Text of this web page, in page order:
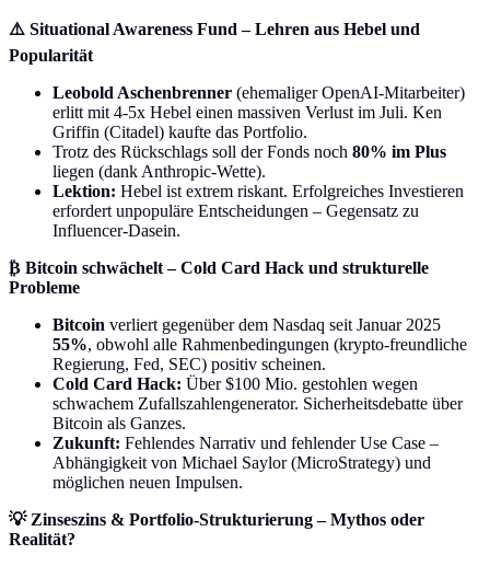
⚠️ Situational Awareness Fund – Lehren aus Hebel und
Popularität
Leobold Aschenbrenner (ehemaliger OpenAI-Mitarbeiter)
erlitt mit 4-5x Hebel einen massiven Verlust im Juli. Ken
Griffin (Citadel) kaufte das Portfolio.
Trotz des Rückschlags soll der Fonds noch 80% im Plus
liegen (dank Anthropic-Wette).
Lektion: Hebel ist extrem riskant. Erfolgreiches Investieren
erfordert unpopuläre Entscheidungen – Gegensatz zu
Influencer-Dasein.
₿ Bitcoin schwächelt – Cold Card Hack und strukturelle
Probleme
Bitcoin verliert gegenüber dem Nasdaq seit Januar 2025
55%, obwohl alle Rahmenbedingungen (krypto-freundliche
Regierung, Fed, SEC) positiv scheinen.
Cold Card Hack: Über $100 Mio. gestohlen wegen
schwachem Zufallszahlengenerator. Sicherheitsdebatte über
Bitcoin als Ganzes.
Zukunft: Fehlendes Narrativ und fehlender Use Case –
Abhängigkeit von Michael Saylor (MicroStrategy) und
möglichen neuen Impulsen.
💡 Zinseszins & Portfolio-Strukturierung – Mythos oder
Realität?